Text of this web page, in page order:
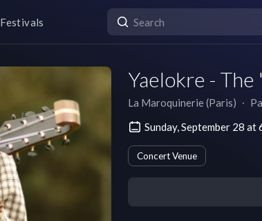
Festivals
Yaelokre -
La Maroquinerie (Paris) ∙
Sunday, September 28 at
Concert Venue